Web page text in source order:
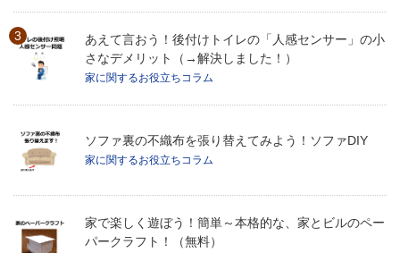
あえて言おう！後付けトイレの「人感センサー」の小
さなデメリット（→解決しました！）
家に関するお役立ちコラム
ソファ裏の不織布を張り替えてみよう！ソファDIY
家に関するお役立ちコラム
家で楽しく遊ぼう！簡単～本格的な、家とビルのペー
パークラフト！（無料）